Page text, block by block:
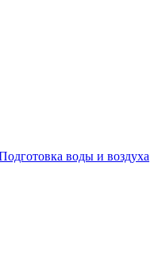
воды и воздуха